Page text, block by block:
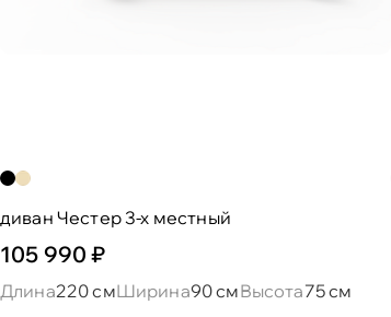
диван Честер 3-х местный
105 990 ₽
Длина220 смШирина90 смВысота75 см